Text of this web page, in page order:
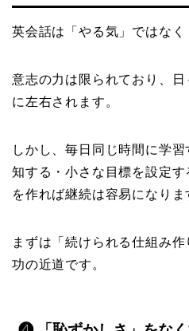
英会話は「やる気」ではなく
意志の力は限られており、
に左右されます。
しかし、毎日同じ時間に学
知する・小さな目標を設定
を作れば継続は容易になりま
まずは「続けられる仕組み
功の近道です。